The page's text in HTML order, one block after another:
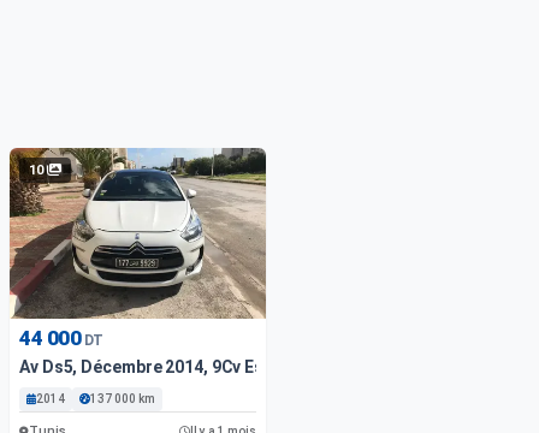
10
44 000 DT
Av Ds5, Décembre 2014, 9Cv Essence, 1357000 Km. ‎
2014 137 000 km